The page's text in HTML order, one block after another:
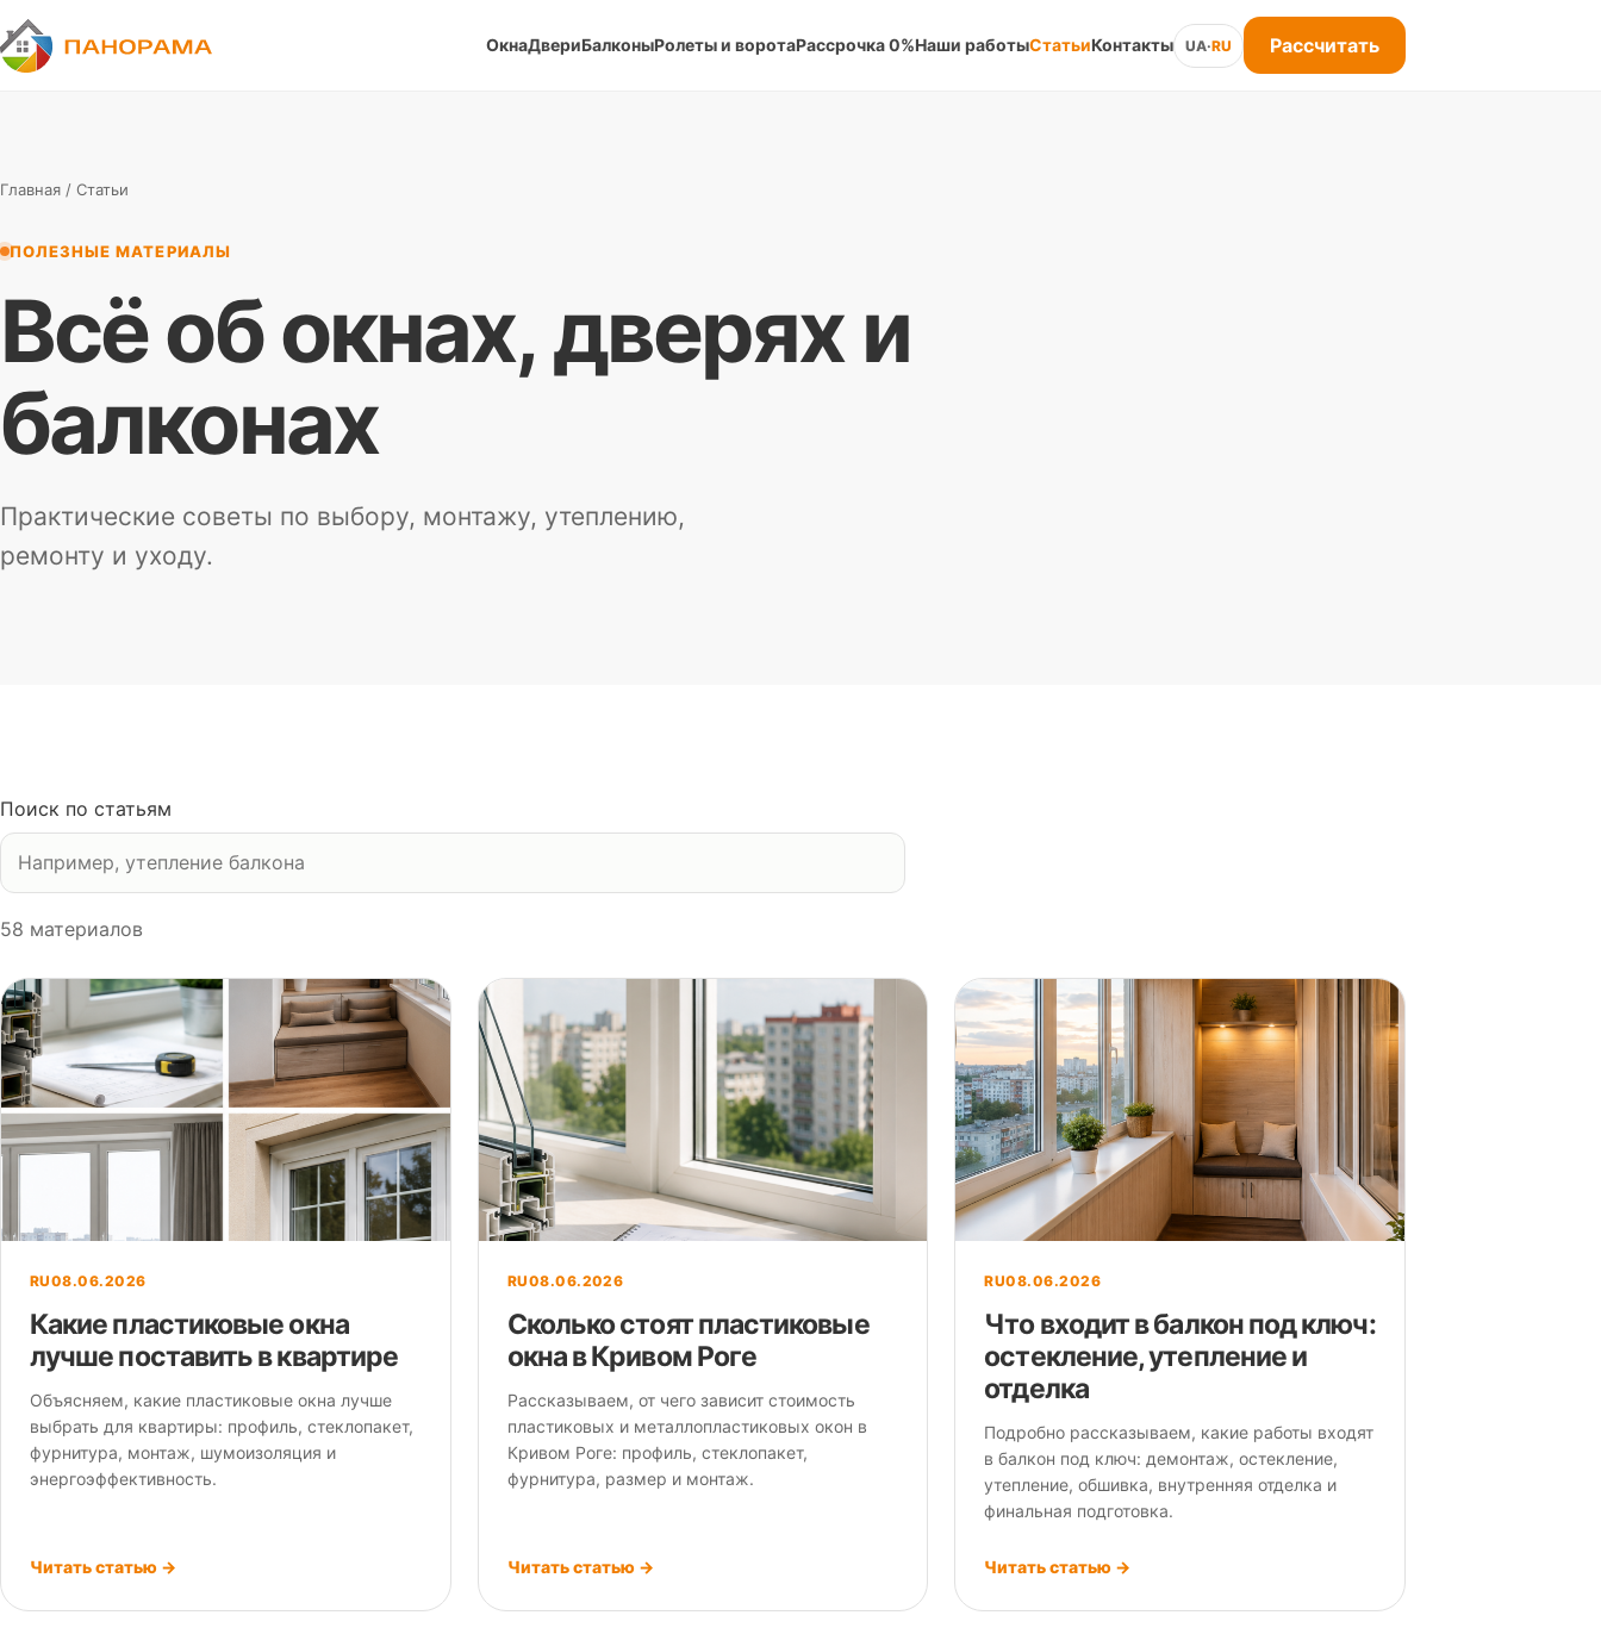
П
Панорама
ОкнаДвериБалконыРолеты и воротаРассрочка 0%Наши работыСтатьиКонтакты UA·RU Рассчитать
Главная / Статьи
ПОЛЕЗНЫЕ МАТЕРИАЛЫ
Всё об окнах, дверях и
балконах
Практические советы по выбору, монтажу, утеплению,
ремонту и уходу.
Поиск по статьям
58 материалов
RU08.06.2026
Какие пластиковые окна
лучше поставить в квартире
Объясняем, какие пластиковые окна лучше
выбрать для квартиры: профиль, стеклопакет,
фурнитура, монтаж, шумоизоляция и
энергоэффективность.
Читать статью →
RU08.06.2026
Сколько стоят пластиковые
окна в Кривом Роге
Рассказываем, от чего зависит стоимость
пластиковых и металлопластиковых окон в
Кривом Роге: профиль, стеклопакет,
фурнитура, размер и монтаж.
Читать статью →
RU08.06.2026
Что входит в балкон под ключ:
остекление, утепление и
отделка
Подробно рассказываем, какие работы входят
в балкон под ключ: демонтаж, остекление,
утепление, обшивка, внутренняя отделка и
финальная подготовка.
Читать статью →